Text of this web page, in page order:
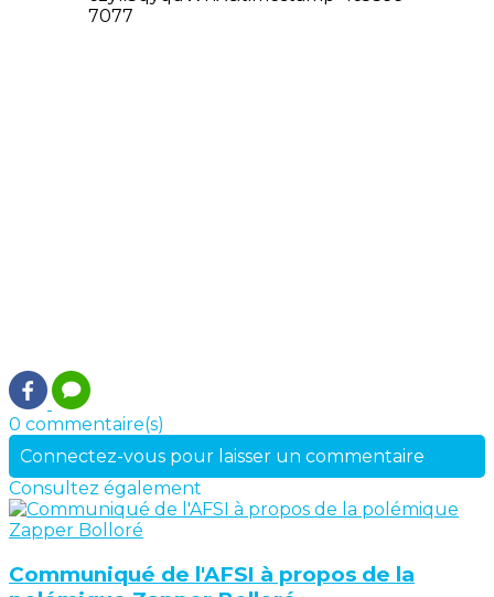
0 commentaire(s)
Connectez-vous pour laisser un commentaire
Consultez également
Communiqué de l'AFSI à propos de la